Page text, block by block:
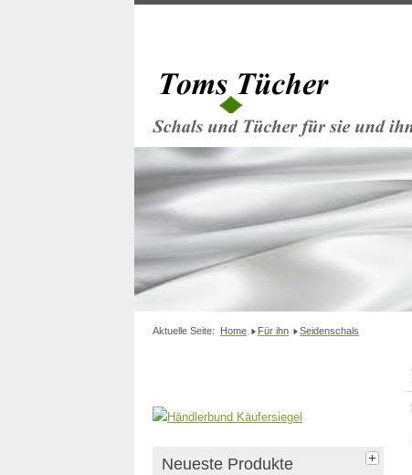
Aktuelle Seite: Home Für ihn Seidenschals
Neueste Produkte